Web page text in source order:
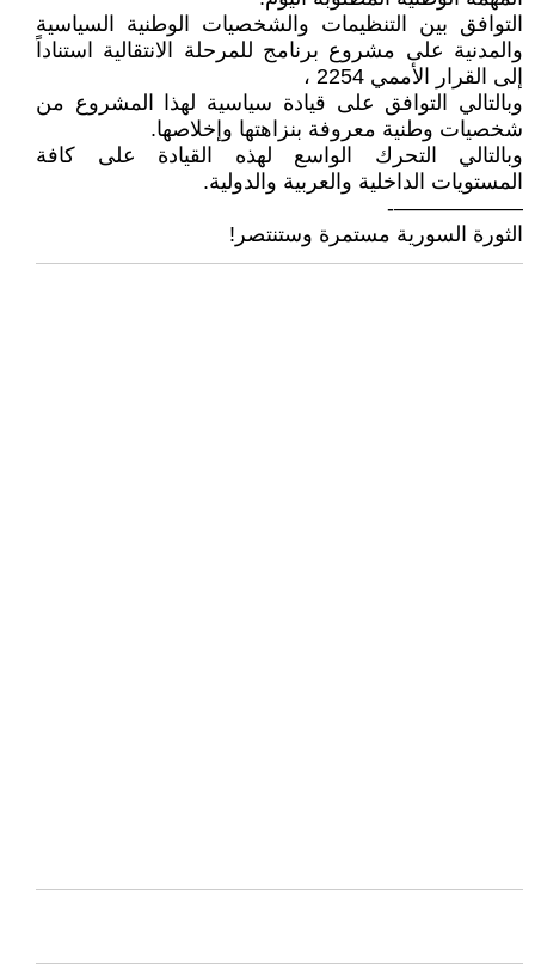
التوافق بين التنظيمات والشخصيات الوطنية السياسية
والمدنية على مشروع برنامج للمرحلة الانتقالية استناداً
إلى القرار الأممي 2254 ،
وبالتالي التوافق على قيادة سياسية لهذا المشروع من
شخصيات وطنية معروفة بنزاهتها وإخلاصها.
وبالتالي التحرك الواسع لهذه القيادة على كافة
المستويات الداخلية والعربية والدولية.
——————-
الثورة السورية مستمرة وستنتصر!